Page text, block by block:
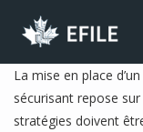
JOIN
La mise en place
sécurisant repose
stratégies doivent